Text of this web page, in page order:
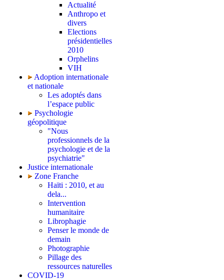
Actualité
Anthropo et
divers
Elections
présidentielles
2010
Orphelins
VIH
Adoption internationale
et nationale
Les adoptés dans
l’espace public
Psychologie
géopolitique
"Nous
professionnels de la
psychologie et de la
psychiatrie"
Justice internationale
Zone Franche
Haïti : 2010, et au
dela...
Intervention
humanitaire
Librophagie
Penser le monde de
demain
Photographie
Pillage des
ressources naturelles
COVID-19